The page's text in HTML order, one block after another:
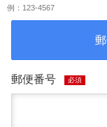
例：123-4567
郵便番号 必須